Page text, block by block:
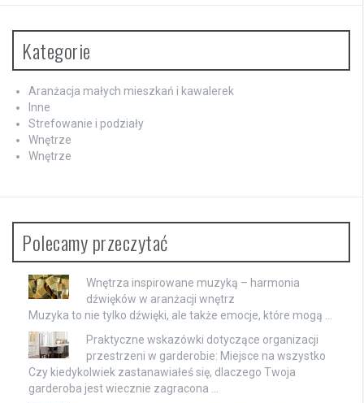
Kategorie
Aranżacja małych mieszkań i kawalerek
Inne
Strefowanie i podziały
Wnętrze
Wnętrze
Polecamy przeczytać
Wnętrza inspirowane muzyką – harmonia
dźwięków w aranżacji wnętrz
Muzyka to nie tylko dźwięki, ale także emocje, które mogą …
Praktyczne wskazówki dotyczące organizacji
przestrzeni w garderobie: Miejsce na wszystko
Czy kiedykolwiek zastanawiałeś się, dlaczego Twoja
garderoba jest wiecznie zagracona …